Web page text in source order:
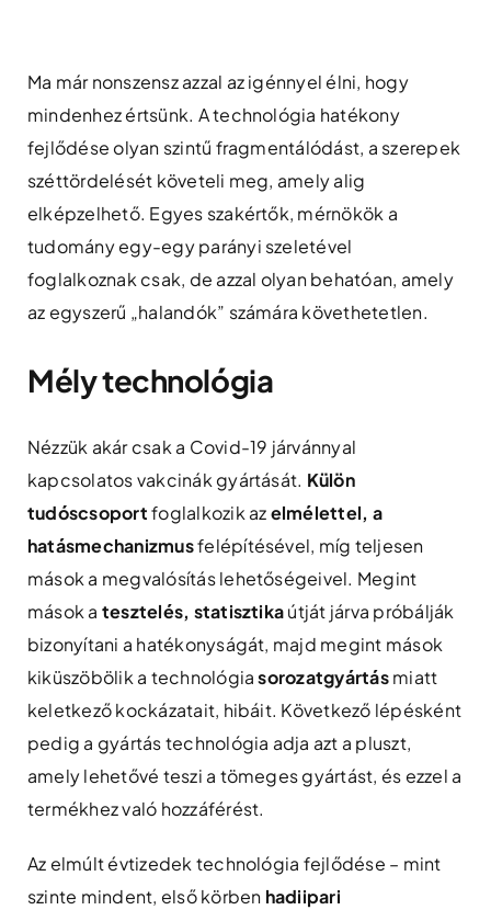
content
Ma már nonszensz azzal az igénnyel élni, hogy
mindenhez értsünk. A technológia hatékony
fejlődése olyan szintű fragmentálódást, a szerepek
széttördelését követeli meg, amely alig
elképzelhető. Egyes szakértők, mérnökök a
tudomány egy-egy parányi szeletével
foglalkoznak csak, de azzal olyan behatóan, amely
az egyszerű „halandók” számára követhetetlen.
Mély technológia
Nézzük akár csak a Covid-19 járvánnyal
kapcsolatos vakcinák gyártását. Külön
tudóscsoportfoglalkozik azelmélettel, a
hatásmechanizmusfelépítésével, míg teljesen
mások a megvalósítás lehetőségeivel. Megint
mások a tesztelés, statisztikaútját járva próbálják
bizonyítani a hatékonyságát, majd megint mások
kiküszöbölik a technológiasorozatgyártásmiatt
keletkező kockázatait, hibáit. Következő lépésként
pedig a gyártás technológia adja azt a pluszt,
amely lehetővé teszi a tömeges gyártást, és ezzel a
termékhez való hozzáférést.
Az elmúlt évtizedek technológia fejlődése – mint
szinte mindent, első körben hadiipari